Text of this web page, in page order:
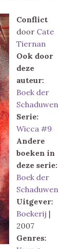
Conflict
door Cate
Tiernan
Ook door
deze
auteur:
Boek der
Schaduwen
Serie:
Wicca #9
Andere
boeken in
deze serie:
Boek der
Schaduwen
Uitgever:
Boekerij |
2007
Genres: